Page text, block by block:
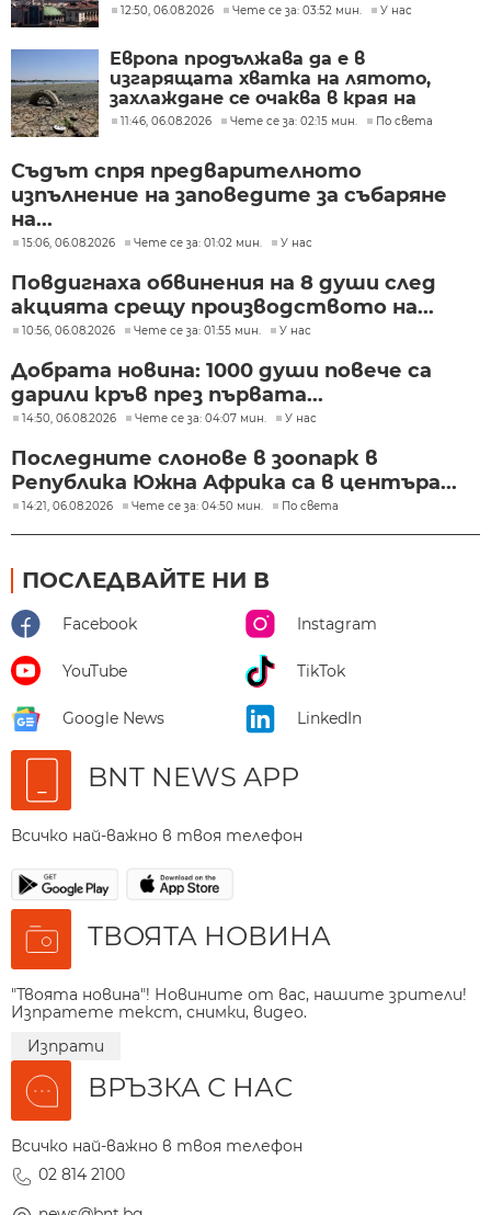
12:50, 06.08.2026 Чете се за: 03:52 мин. У нас
Европа продължава да е в
изгарящата хватка на лятото,
захлаждане се очаква в края на
седмицата
11:46, 06.08.2026 Чете се за: 02:15 мин. По света
Съдът спря предварителното
изпълнение на заповедите за събаряне
на...
15:06, 06.08.2026 Чете се за: 01:02 мин. У нас
Повдигнаха обвинения на 8 души след
акцията срещу производството на...
10:56, 06.08.2026 Чете се за: 01:55 мин. У нас
Добрата новина: 1000 души повече са
дарили кръв през първата...
14:50, 06.08.2026 Чете се за: 04:07 мин. У нас
Последните слонове в зоопарк в
Република Южна Африка са в центъра...
14:21, 06.08.2026 Чете се за: 04:50 мин. По света
ПОСЛЕДВАЙТЕ НИ В
Facebook Instagram
YouTube TikTok
Google News LinkedIn
BNT NEWS APP
Всичко най-важно в твоя телефон
ТВОЯТА НОВИНА
"Твоята новина"! Новините от вас, нашите зрители!
Изпратете текст, снимки, видео.
Изпрати
ВРЪЗКА С НАС
Всичко най-важно в твоя телефон
02 814 2100